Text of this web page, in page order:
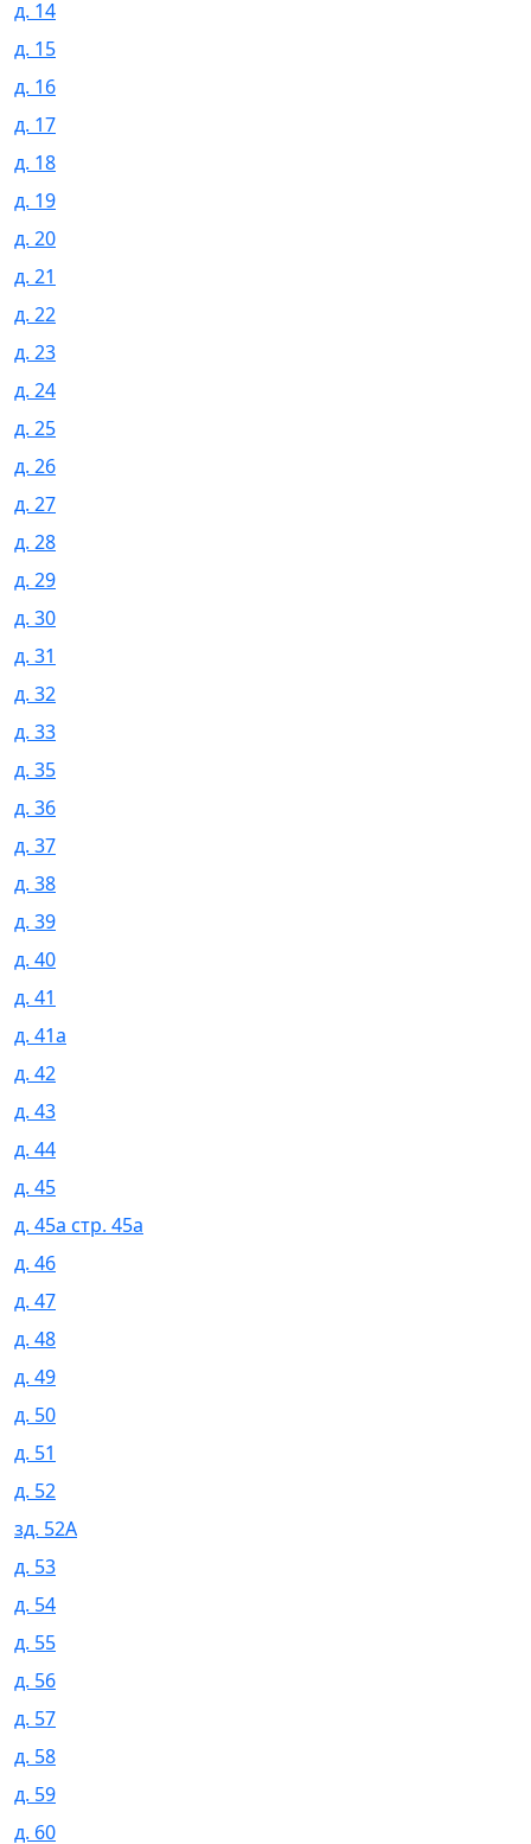
д. 14
д. 15
д. 16
д. 17
д. 18
д. 19
д. 20
д. 21
д. 22
д. 23
д. 24
д. 25
д. 26
д. 27
д. 28
д. 29
д. 30
д. 31
д. 32
д. 33
д. 35
д. 36
д. 37
д. 38
д. 39
д. 40
д. 41
д. 41а
д. 42
д. 43
д. 44
д. 45
д. 45а стр. 45а
д. 46
д. 47
д. 48
д. 49
д. 50
д. 51
д. 52
зд. 52А
д. 53
д. 54
д. 55
д. 56
д. 57
д. 58
д. 59
д. 60